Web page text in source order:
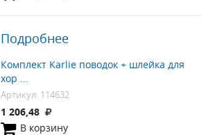
Подробнее
Комплект Karlie поводок + шлейка для
хор ...
Артикул: 114632
1 206,48
В корзину